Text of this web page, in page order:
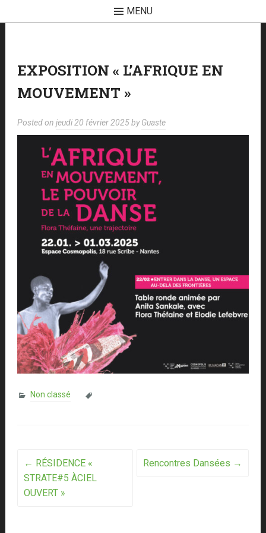
MENU
EXPOSITION « L’AFRIQUE EN
MOUVEMENT »
Posted on jeudi 20 février 2025byGuaste
Non classé
Post
navigation
← RÉSIDENCE «
STRATE#5 ÀCIEL
OUVERT »
Rencontres Dansées →